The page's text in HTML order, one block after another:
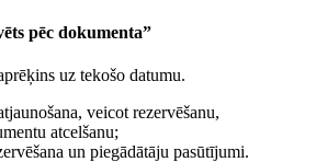
pēc dokumenta”
uz tekošo datumu.
veicot rezervēšanu,
atcelšanu;
un piegādātāju pasūtījumi.